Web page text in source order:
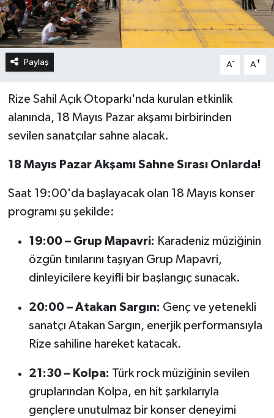
Paylaş A- A+
Rize Sahil Açık Otoparkı'nda kurulan etkinlik
alanında, 18 Mayıs Pazar akşamı birbirinden
sevilen sanatçılar sahne alacak.
18 Mayıs Pazar Akşamı Sahne Sırası Onlarda!
Saat 19:00'da başlayacak olan 18 Mayıs konser
programı şu şekilde:
19:00 – Grup Mapavri: Karadeniz müziğinin
özgün tınılarını taşıyan Grup Mapavri,
dinleyicilere keyifli bir başlangıç sunacak.
20:00 – Atakan Sargın: Genç ve yetenekli
sanatçı Atakan Sargın, enerjik performansıyla
Rize sahiline hareket katacak.
21:30 – Kolpa: Türk rock müziğinin sevilen
gruplarından Kolpa, en hit şarkılarıyla
gençlere unutulmaz bir konser deneyimi